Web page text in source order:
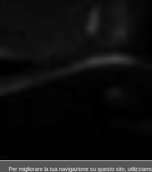
Per migliorare la tua navigazione su questo sito,